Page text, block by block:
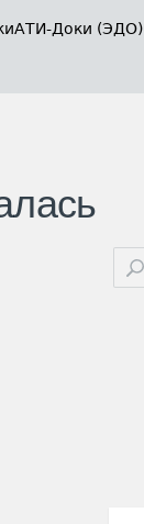
АТИ-Доки (ЭДО)